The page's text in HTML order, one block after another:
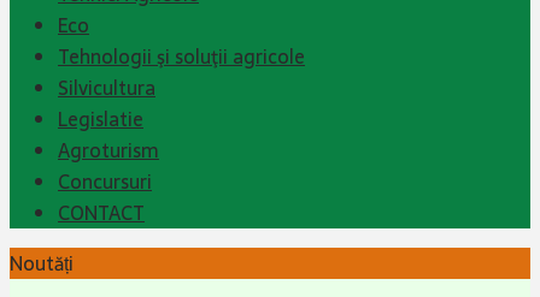
Eco
Tehnologii şi soluţii agricole
Silvicultura
Legislatie
Agroturism
Concursuri
CONTACT
Noutăți